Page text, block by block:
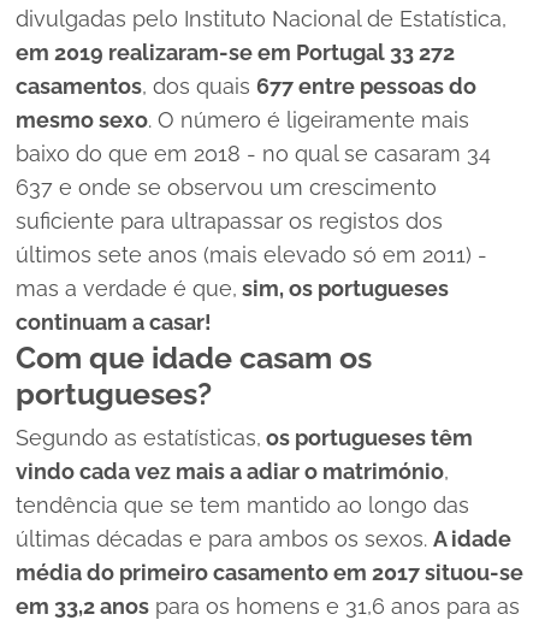
divulgadas pelo Instituto Nacional de Estatística,
em 2019 realizaram-se em Portugal 33 272
casamentos, dos quais 677 entre pessoas do
mesmo sexo. O número é ligeiramente mais
baixo do que em 2018 - no qual se casaram 34
637 e onde se observou um crescimento
suficiente para ultrapassar os registos dos
últimos sete anos (mais elevado só em 2011) -
mas a verdade é que, sim, os portugueses
continuam a casar!
Com que idade casam os
portugueses?
Segundo as estatísticas, os portugueses têm
vindo cada vez mais a adiar o matrimónio,
tendência que se tem mantido ao longo das
últimas décadas e para ambos os sexos. A idade
média do primeiro casamento em 2017 situou-se
em 33,2 anos para os homens e 31,6 anos para as